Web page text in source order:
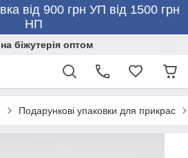
від 900 грн УП від 1500 грн
НП
біжутерія оптом
Подарункові упаковки для прикрас